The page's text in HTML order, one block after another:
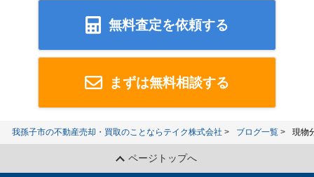
無料査定を依頼する
まずは無料相談する
我孫子市の不動産売却・買取のことならテイク株式会社 ブログ一覧 現物
ページトップへ